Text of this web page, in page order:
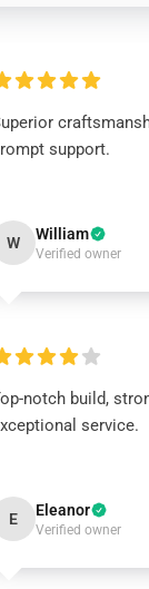
support.
W William
Verified owner
notch build,
service.
E Eleanor
Verified owner